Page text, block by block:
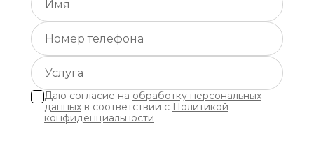
Даю согласие на обработку персональных
данных в соответствии с Политикой
конфиденциальности